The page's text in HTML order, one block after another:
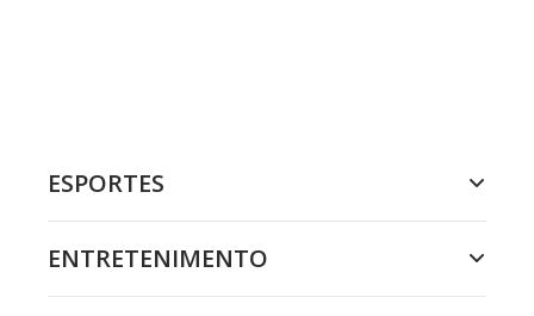
ESPORTES
ENTRETENIMENTO